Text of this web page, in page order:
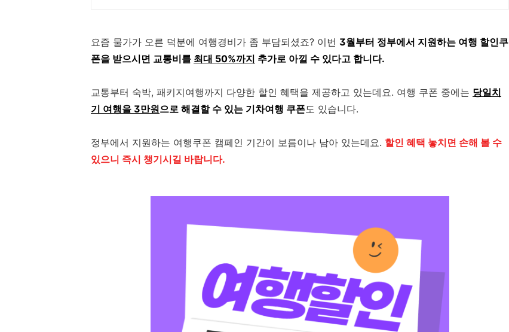
요즘 물가가 오른 덕분에 여행경비가 좀 부담되셨죠? 이번 3월부터 정부에서 지원하는 여행 할인쿠
폰을 받으시면 교통비를 최대 50%까지 추가로 아낄 수 있다고 합니다.
교통부터 숙박, 패키지여행까지 다양한 할인 혜택을 제공하고 있는데요. 여행 쿠폰 중에는 당일치
기 여행을 3만원으로 해결할 수 있는 기차여행 쿠폰도 있습니다.
정부에서 지원하는 여행쿠폰 캠페인 기간이 보름이나 남아 있는데요. 할인 혜택 놓치면 손해 볼 수
있으니 즉시 챙기시길 바랍니다.